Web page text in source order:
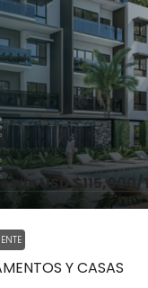
USD $115,000/
Y CASAS